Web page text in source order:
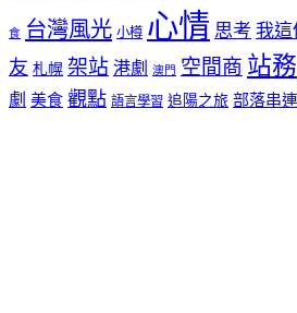
食 台灣風光 小樽 心情 思考 我這
友 札幌 架站 港劇 澳門 空間商 站務
劇 美食 觀點 語言學習 追陽之旅 部落串連